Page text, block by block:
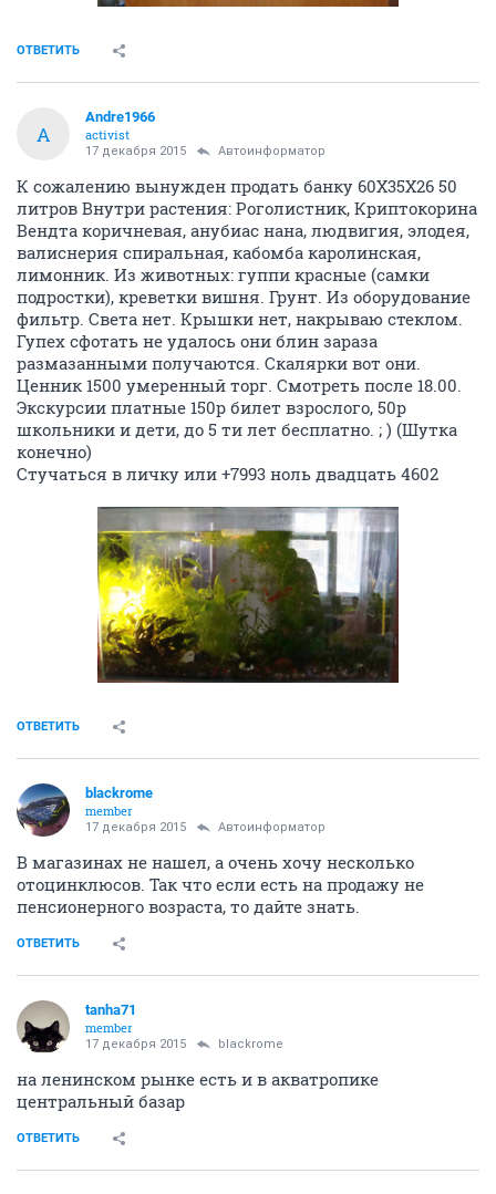
ОТВЕТИТЬ
A
Andre1966
activist
17 декабря 2015 Автоинформатор
К сожалению вынужден продать банку 60Х35Х26 50
литров Внутри растения: Роголистник, Криптокорина
Вендта коричневая, анубиас нана, людвигия, элодея,
валиснерия спиральная, кабомба каролинская,
лимонник. Из животных: гуппи краcные (самки
подростки), креветки вишня. Грунт. Из оборудование
фильтр. Света нет. Крышки нет, накрываю стеклом.
Гупех сфотать не удалось они блин зараза
размазанными получаются. Скалярки вот они.
Ценник 1500 умеренный торг. Смотреть после 18.00.
Экскурсии платные 150р билет взрослого, 50р
школьники и дети, до 5 ти лет бесплатно. ; ) (Шутка
конечно)
Стучаться в личку или +7993 ноль двадцать 4602
ОТВЕТИТЬ
blackrome
member
17 декабря 2015 Автоинформатор
В магазинах не нашел, а очень хочу несколько
отоцинклюсов. Так что если есть на продажу не
пенсионерного возраста, то дайте знать.
ОТВЕТИТЬ
tanha71
member
17 декабря 2015 blackrome
на ленинском рынке есть и в акватропике
центральный базар
ОТВЕТИТЬ